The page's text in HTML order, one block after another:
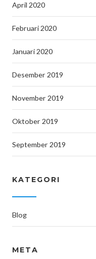
April 2020
Februari 2020
Januari 2020
Desember 2019
November 2019
Oktober 2019
September 2019
KATEGORI
Blog
META